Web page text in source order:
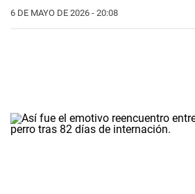
6 DE MAYO DE 2026 - 20:08